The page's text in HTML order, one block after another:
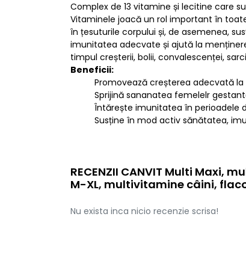
Complex de 13 vitamine și lecitine care
Vitaminele joacă un rol important în
în țesuturile corpului și, de asemenea,
imunitatea adecvate și ajută la
timpul creșterii, bolii, convalescenței,
Beneficii:
Promovează creșterea adecvată
Sprijină sananatea femelelr
Întărește imunitatea în perioadele
Susține în mod activ sănătatea,
RECENZII CANVIT Multi Maxi,
M-XL, multivitamine câini,
Nu exista inca nicio recenzie scrisa!